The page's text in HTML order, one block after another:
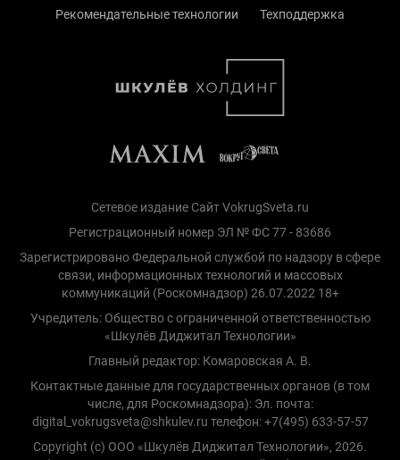
Рекомендательные технологии
Техподдержка
Сетевое издание Сайт VokrugSveta.ru
Регистрационный номер ЭЛ № ФС 77 - 83686
Зарегистрировано Федеральной службой по надзору в сфере
связи, информационных технологий и массовых
коммуникаций (Роскомнадзор) 26.07.2022 18+
Учредитель: Общество с ограниченной ответственностью
«Шкулёв Диджитал Технологии»
Главный редактор: Комаровская А. В.
Контактные данные для государственных органов (в том
числе, для Роскомнадзора): Эл. почта:
digital_vokrugsveta@shkulev.ru телефон: +7(495) 633-57-57
Copyright (с) ООО «Шкулёв Диджитал Технологии», 2026.